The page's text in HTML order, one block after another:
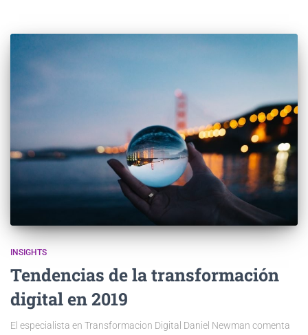
INSIGHTS
Tendencias de la transformación
digital en 2019
El especialista en Transformacion Digital Daniel Newman comenta